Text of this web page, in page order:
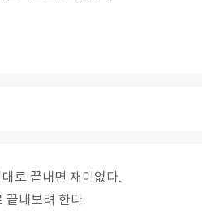
로 끝내면 재미없다.
끝내보려 한다.